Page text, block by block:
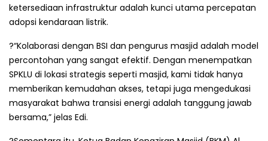
ketersediaan infrastruktur adalah kunci utama percepatan
adopsi kendaraan listrik.
?“Kolaborasi dengan BSI dan pengurus masjid adalah model
percontohan yang sangat efektif. Dengan menempatkan
SPKLU di lokasi strategis seperti masjid, kami tidak hanya
memberikan kemudahan akses, tetapi juga mengedukasi
masyarakat bahwa transisi energi adalah tanggung jawab
bersama,” jelas Edi.